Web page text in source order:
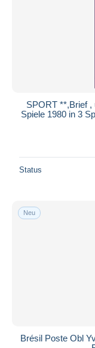
SPORT **,Brief
Spiele 1980 in 3
Status
Neu
Brésil Poste Obl